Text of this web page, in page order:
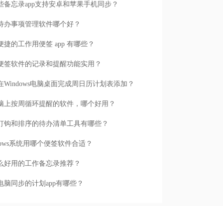
备忘录app支持安卓和苹果手机同步？
办事项管理软件哪个好？
捷的工作用便签 app 有哪些？
签软件的记录和提醒功能实用？
Windows电脑桌面完成周日历计划表添加？
上按周循环提醒的软件，哪个好用？
钩和排序的待办清单工具有哪些？
系统用哪个便签软件合适？
好用的工作备忘录推荐？
脑同步的计划app有哪些？